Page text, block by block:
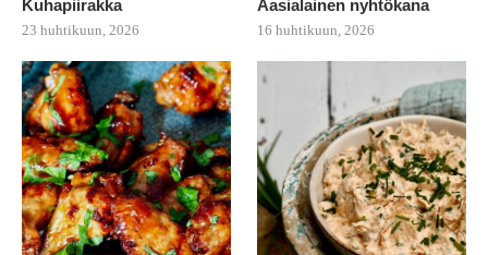
Kuhapiirakka
23 huhtikuun, 2026
Aasialainen nyhtökana
16 huhtikuun, 2026